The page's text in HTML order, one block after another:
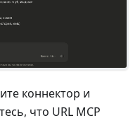
коннектор и
что URL MCP